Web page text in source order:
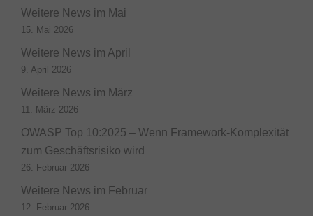
Weitere News im Mai
15. Mai 2026
Weitere News im April
9. April 2026
Weitere News im März
11. März 2026
OWASP Top 10:2025 – Wenn Framework-Komplexität
zum Geschäftsrisiko wird
26. Februar 2026
Weitere News im Februar
12. Februar 2026